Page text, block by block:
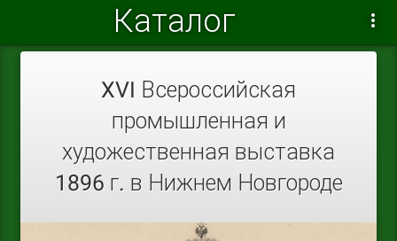
Каталог
XVI Всероссийская
промышленная и
художественная выставка
1896 г. в Нижнем Новгороде